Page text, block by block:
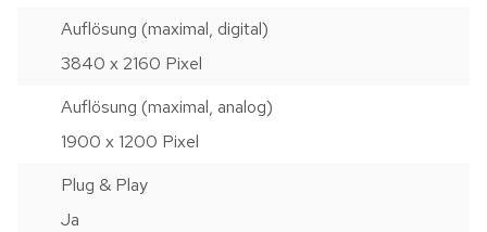
Auflösung (maximal, digital)
3840 x 2160 Pixel
Auflösung (maximal, analog)
1900 x 1200 Pixel
Plug & Play
Ja